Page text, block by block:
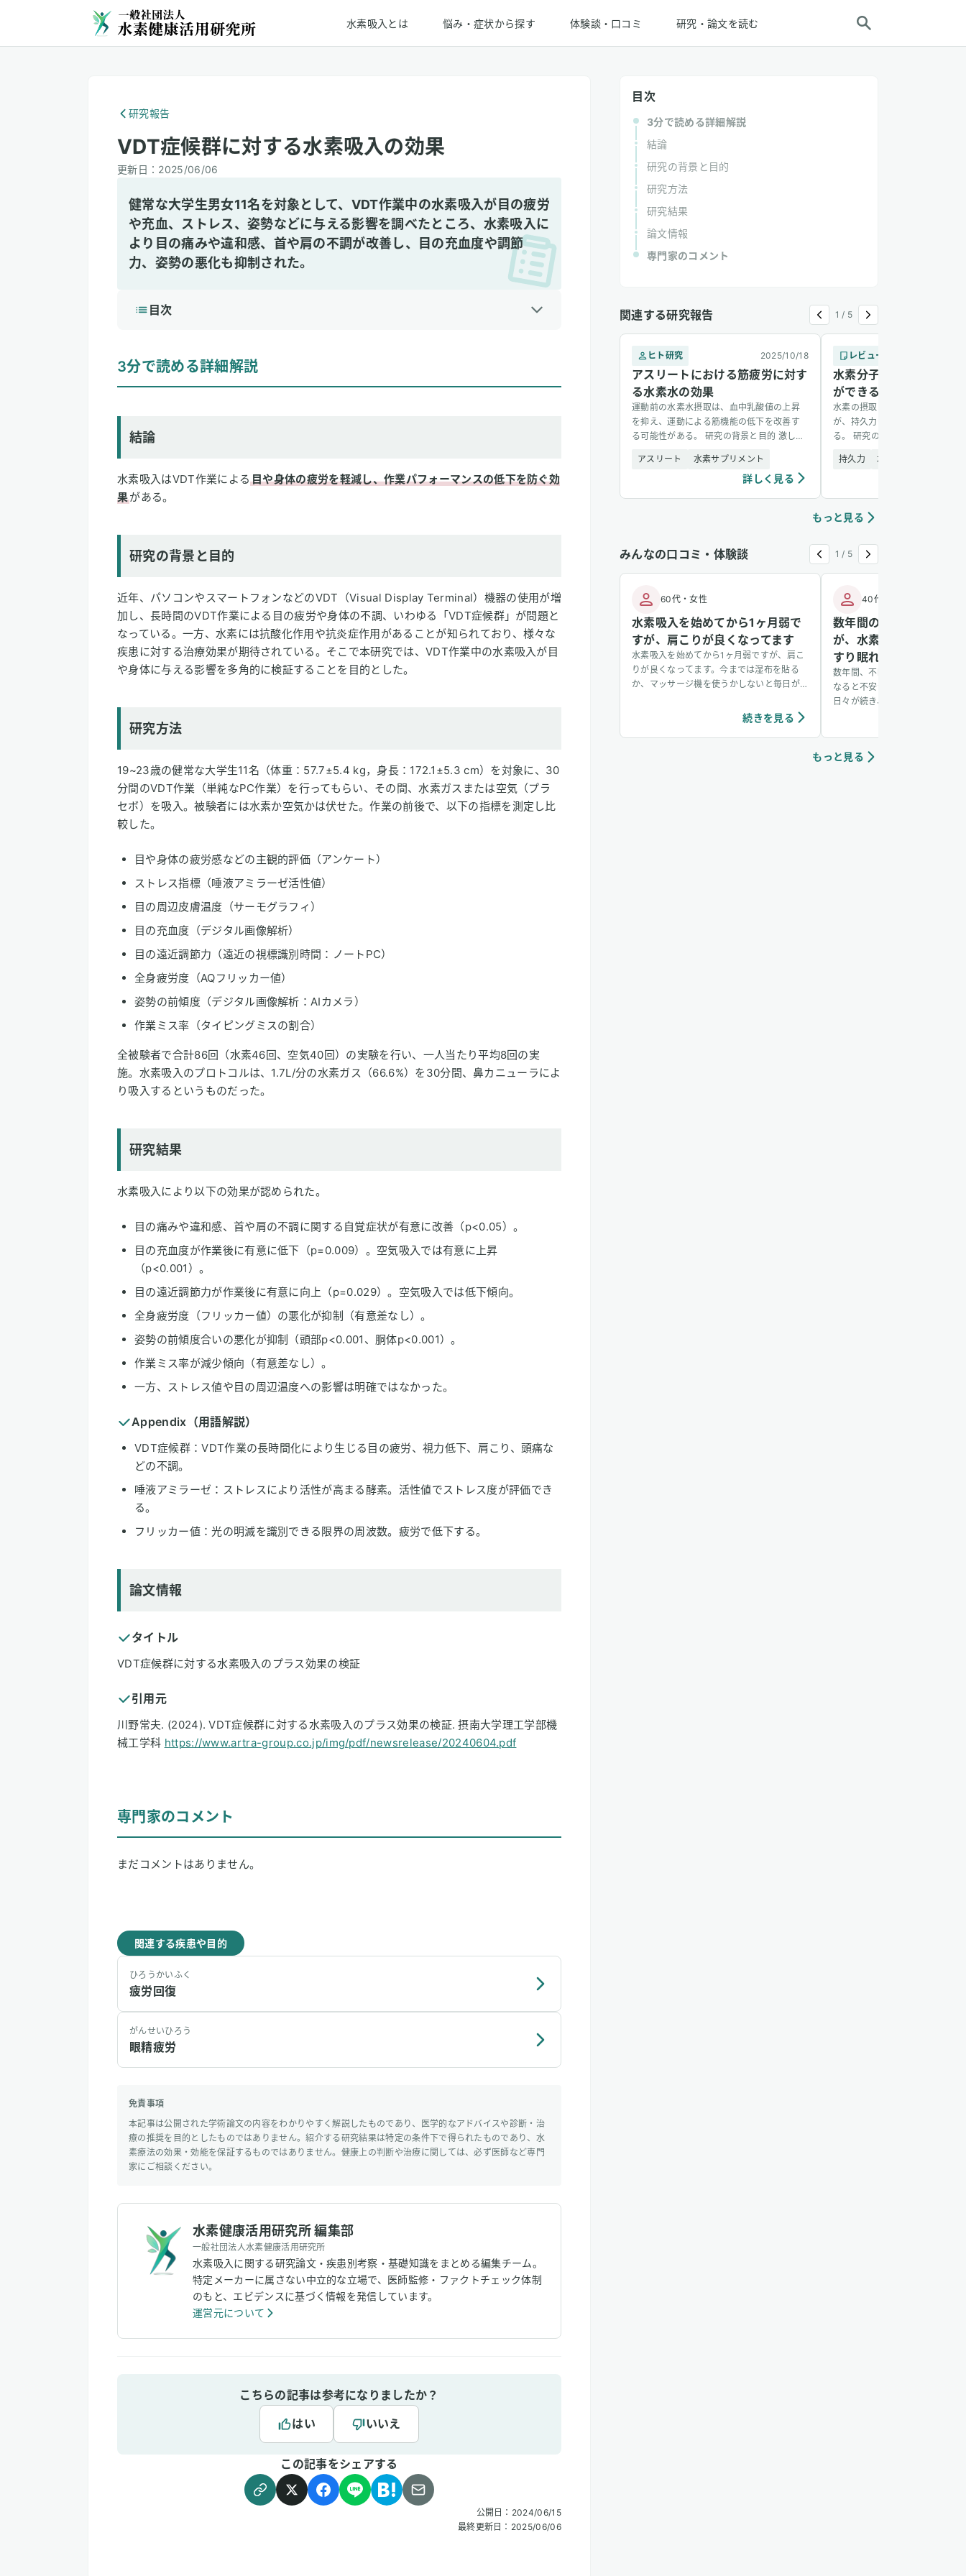
水素吸入とは 悩み・症状から探す 体験談・口コミ 研究・論文を読む
研究報告
VDT症候群に対する水素吸入の効果
更新日： 2025/06/06
健常な大学生男女11名を対象として、VDT作業中の水素吸入が目の疲労
や充血、ストレス、姿勢などに与える影響を調べたところ、水素吸入に
より目の痛みや違和感、首や肩の不調が改善し、目の充血度や調節
力、姿勢の悪化も抑制された。
目次
結論
研究の背景と目的
2 専門家のコメント
3分で読める詳細解説
結論
水素吸入はVDT作業による目や身体の疲労を軽減し、作業パフォーマンスの低下を防ぐ効
果がある。
研究の背景と目的
近年、パソコンやスマートフォンなどのVDT（Visual Display Terminal）機器の使用が増
加し、長時間のVDT作業による目の疲労や身体の不調、いわゆる「VDT症候群」が問題と
なっている。一方、水素には抗酸化作用や抗炎症作用があることが知られており、様々な
疾患に対する治療効果が期待されている。そこで本研究では、VDT作業中の水素吸入が目
や身体に与える影響を多角的に検証することを目的とした。
研究方法
19~23歳の健常な大学生11名（体重：57.7±5.4 kg，身長：172.1±5.3 cm）を対象に、30
分間のVDT作業（単純なPC作業）を行ってもらい、その間、水素ガスまたは空気（プラ
セボ）を吸入。被験者には水素か空気かは伏せた。作業の前後で、以下の指標を測定し比
較した。
目や身体の疲労感などの主観的評価（アンケート）
ストレス指標（唾液アミラーゼ活性値）
目の周辺皮膚温度（サーモグラフィ）
目の充血度（デジタル画像解析）
目の遠近調節力（遠近の視標識別時間：ノートPC）
全身疲労度（AQフリッカー値）
姿勢の前傾度（デジタル画像解析：AIカメラ）
作業ミス率（タイピングミスの割合）
全被験者で合計86回（水素46回、空気40回）の実験を行い、一人当たり平均8回の実
施。水素吸入のプロトコルは、1.7L/分の水素ガス（66.6%）を30分間、鼻カニューラによ
り吸入するというものだった。
研究結果
水素吸入により以下の効果が認められた。
目の痛みや違和感、首や肩の不調に関する自覚症状が有意に改善（p<0.05）。
目の充血度が作業後に有意に低下（p=0.009）。空気吸入では有意に上昇
（p<0.001）。
目の遠近調節力が作業後に有意に向上（p=0.029）。空気吸入では低下傾向。
全身疲労度（フリッカー値）の悪化が抑制（有意差なし）。
姿勢の前傾度合いの悪化が抑制（頭部p<0.001、胴体p<0.001）。
作業ミス率が減少傾向（有意差なし）。
一方、ストレス値や目の周辺温度への影響は明確ではなかった。
Appendix（用語解説）
VDT症候群：VDT作業の長時間化により生じる目の疲労、視力低下、肩こり、頭痛な
どの不調。
唾液アミラーゼ：ストレスにより活性が高まる酵素。活性値でストレス度が評価でき
る。
フリッカー値：光の明滅を識別できる限界の周波数。疲労で低下する。
論文情報
タイトル
VDT症候群に対する水素吸入のプラス効果の検証
引用元
川野常夫. (2024). VDT症候群に対する水素吸入のプラス効果の検証. 摂南大学理工学部機
械工学科 https://www.artra-group.co.jp/img/pdf/newsrelease/20240604.pdf
専門家のコメント
まだコメントはありません。
関連する疾患や目的
ひろうかいふく
疲労回復
がんせいひろう
眼精疲労
免責事項
本記事は公開された学術論文の内容をわかりやすく解説したものであり、医学的なアドバイスや診断・治
療の推奨を目的としたものではありません。紹介する研究結果は特定の条件下で得られたものであり、水
素療法の効果・効能を保証するものではありません。健康上の判断や治療に関しては、必ず医師など専門
家にご相談ください。
水素健康活用研究所 編集部
一般社団法人水素健康活用研究所
水素吸入に関する研究論文・疾患別考察・基礎知識をまとめる編集チーム。
特定メーカーに属さない中立的な立場で、医師監修・ファクトチェック体制
のもと、エビデンスに基づく情報を発信しています。
運営元について
こちらの記事は参考になりましたか？
はい
いいえ
この記事をシェアする
公開日： 2024/06/15
最終更新日： 2025/06/06
目次
3分で読める詳細解説
結論
研究の背景と目的
研究方法
研究結果
論文情報
専門家のコメント
関連する研究報告 1 / 5
ヒト研究 2025/10/18
アスリートにおける筋疲労に対す
る水素水の効果
運動前の水素水摂取は、血中乳酸値の上昇
を抑え、運動による筋機能の低下を改善す
る可能性がある。 研究の背景と目的 激しい
素消費量が急増し、それに伴い「活性酸
アスリート 水素サプリメント
詳しく見る
レビュー論文
水素分子は身体能力を高
ができるか？
水素の摂取は瞬発力を高め疲労
が、持久力や筋力への効果は限
る。 研究の背景と目的 運動を行
が身体パフォーマンスに影響を
持久力 水素吸入
もっと見る
みんなの口コミ・体験談 1 / 5
60代・女性
水素吸入を始めてから1ヶ月弱で
すが、肩こりが良くなってます
水素吸入を始めてから1ヶ月弱ですが、肩こ
りが良くなってます。今までは湿布を貼る
か、マッサージ機を使うかしないと毎日が
しなくて良くなりました。それが水素と繋
肩こりは良くなりました。
続きを見る
40代
数年間の不眠に悩んでい
が、水素吸入後に数年ぶ
すり眠れました
数年間、不眠に悩まされていま
なると不安が強くなり、ほとん
日々が続き、心も体も疲れきっ
ゆるみ、いつの間にか眠気を感
もっと見る